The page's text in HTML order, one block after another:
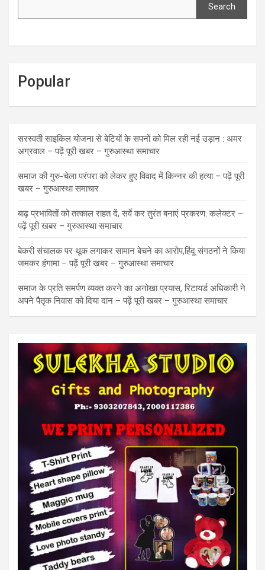
Search
Popular
सरस्वती साइकिल योजना से बेटियों के सपनों को मिल रही नई उड़ान : अमर
अग्रवाल – पढ़ें पूरी खबर – गुरुआस्था समाचार
समाज की गुरु-चेला परंपरा को लेकर हुए विवाद में किन्नर की हत्या – पढ़ें पूरी
खबर – गुरुआस्था समाचार
बाढ़ प्रभावितों को तत्काल राहत दें, सर्वे कर तुरंत बनाएं प्रकरण: कलेक्टर –
पढ़ें पूरी खबर – गुरुआस्था समाचार
बेकरी संचालक पर थूक लगाकर सामान बेचने का आरोप,हिंदू संगठनों ने किया
जमकर हंगामा – पढ़ें पूरी खबर – गुरुआस्था समाचार
समाज के प्रति समर्पण व्यक्त करने का अनोखा प्रयास, रिटायर्ड अधिकारी ने
अपने पैतृक निवास को दिया दान – पढ़ें पूरी खबर – गुरुआस्था समाचार